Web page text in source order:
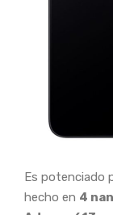
Es potenciado
hecho en 4